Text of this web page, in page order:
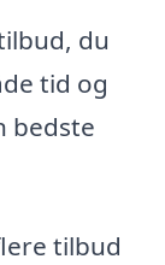
du
tid og
bedste
tilbud